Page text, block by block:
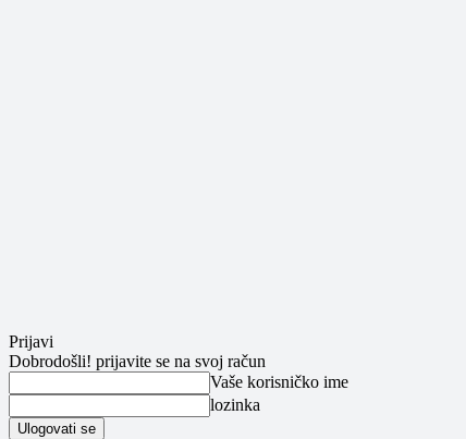
Prijavi
Dobrodošli! prijavite se na svoj račun
Vaše korisničko ime
lozinka